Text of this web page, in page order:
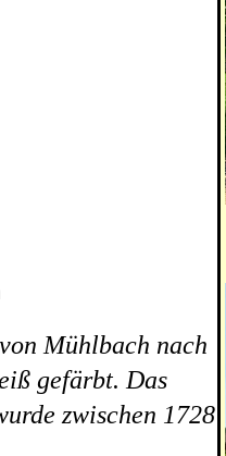
Mühlbach nach
gefärbt. Das
zwischen 1728